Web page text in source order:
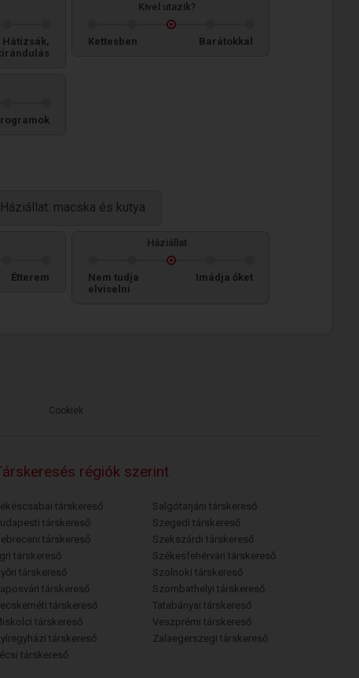
Hátizsák,
Kivel utazik?
Kettesben Barátokkal
Háziállat: macska és kutya
Étterem
Háziállat
Nem tudja
elviselni
Imádja őket
Cookiek
régiók szerint
társkereső
társkereső
társkereső
társkereső
társkereső
társkereső
társkereső
társkereső
társkereső
társkereső
Salgótarjáni társkereső
Szegedi társkereső
Szekszárdi társkereső
Székesfehérvári társkereső
Szolnoki társkereső
Szombathelyi társkereső
Tatabányai társkereső
Veszprémi társkereső
Zalaegerszegi társkereső